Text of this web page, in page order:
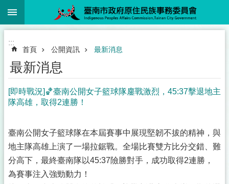
跳到主要內容區塊
:::
首頁 公開資訊 最新消息
最新消息
[即時戰況]🏀臺南公開女子籃球隊鏖戰激烈，45:37擊退地主
隊高雄，取得2連勝！
臺南公開女子籃球隊在本屆賽事中展現堅韌不拔的精神，與
地主隊高雄上演了一場拉鋸戰。全場比賽雙方比分交錯、難
分高下，最終臺南隊以45:37險勝對手，成功取得2連勝，
為賽事注入強勁動力！